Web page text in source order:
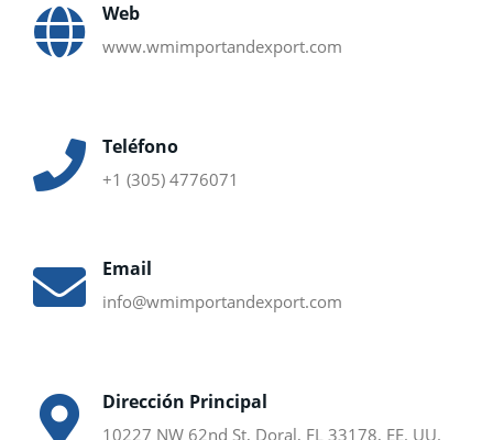
Web
www.wmimportandexport.com
Teléfono
+1 (305) 4776071
Email
info@wmimportandexport.com
Dirección Principal
10227 NW 62nd St, Doral, FL 33178, EE. UU.